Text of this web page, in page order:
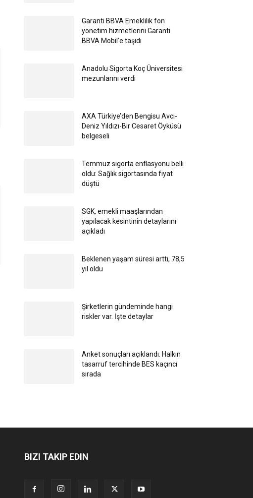
Garanti BBVA Emeklilik fon
yönetim hizmetlerini Garanti
BBVA Mobil’e taşıdı
Anadolu Sigorta Koç Üniversitesi
mezunlarını verdi
AXA Türkiye’den Bengisu Avcı-
Deniz Yıldızı-Bir Cesaret Öyküsü
belgeseli
Temmuz sigorta enflasyonu belli
oldu: Sağlık sigortasında fiyat
düştü
SGK, emekli maaşlarından
yapılacak kesintinin detaylarını
açıkladı
Beklenen yaşam süresi arttı, 78,5
yıl oldu
Şirketlerin gündeminde hangi
riskler var. İşte detaylar
Anket sonuçları açıklandı. Halkın
tasarruf tercihinde BES kaçıncı
sırada
BIZI TAKIP EDIN